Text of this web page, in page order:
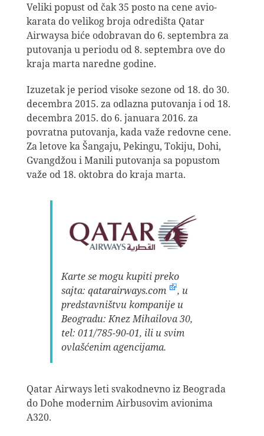
Veliki popust od čak 35 posto na cene avio-
karata do velikog broja odredišta Qatar
Airwaysa biće odobravan do 6. septembra za
putovanja u periodu od 8. septembra ove do
kraja marta naredne godine.
Izuzetak je period visoke sezone od 18. do 30.
decembra 2015. za odlazna putovanja i od 18.
decembra 2015. do 6. januara 2016. za
povratna putovanja, kada važe redovne cene.
Za letove ka Šangaju, Pekingu, Tokiju, Dohi,
Gvangdžou i Manili putovanja sa popustom
važe od 18. oktobra do kraja marta.
Karte se mogu kupiti preko
sajta: qatarairways.com
, u
predstavništvu kompanije u
Beogradu: Knez Mihailova 30,
tel: 011/785-90-01, ili u svim
ovlašćenim agencijama.
Qatar Airways leti svakodnevno iz Beograda
do Dohe modernim Airbusovim avionima
A320.